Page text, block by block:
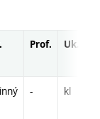
Prof. Uk.
- kl